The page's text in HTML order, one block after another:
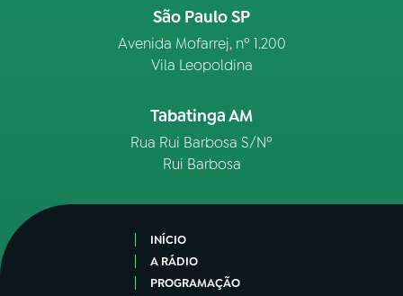
São Paulo SP
Avenida Mofarrej, nº 1.200
Vila Leopoldina
Tabatinga AM
Rua Rui Barbosa S/Nº
Rui Barbosa
INÍCIO
A RÁDIO
PROGRAMAÇÃO